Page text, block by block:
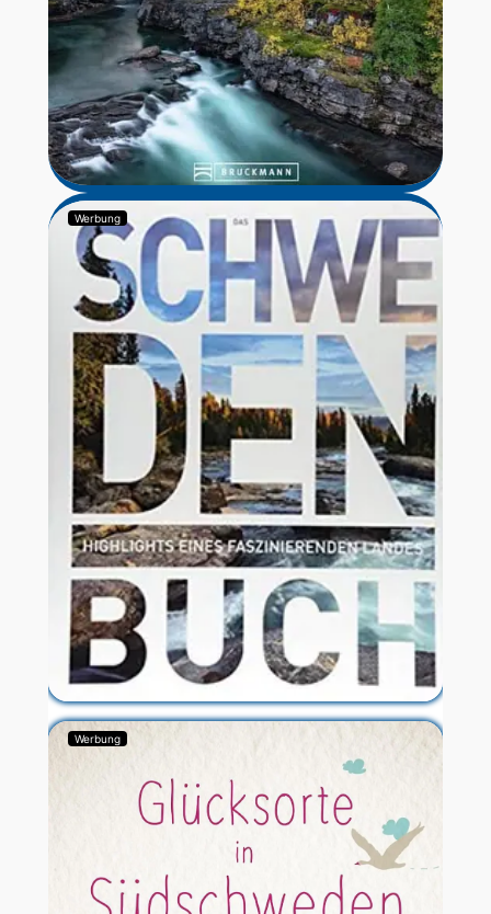
Werbung
Werbung